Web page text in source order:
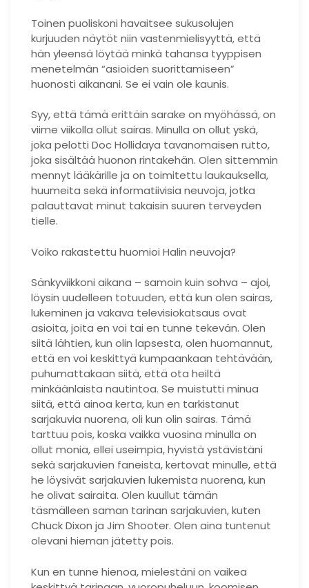
Toinen puoliskoni havaitsee sukusolujen
kurjuuden näytöt niin vastenmielisyyttä, että
hän yleensä löytää minkä tahansa tyyppisen
menetelmän “asioiden suorittamiseen”
huonosti aikanani. Se ei vain ole kaunis.
Syy, että tämä erittäin sarake on myöhässä, on
viime viikolla ollut sairas. Minulla on ollut yskä,
joka pelotti Doc Hollidaya tavanomaisen rutto,
joka sisältää huonon rintakehän. Olen sittemmin
mennyt lääkärille ja on toimitettu laukauksella,
huumeita sekä informatiivisia neuvoja, jotka
palauttavat minut takaisin suuren terveyden
tielle.
Voiko rakastettu huomioi Halin neuvoja?
Sänkyviikkoni aikana – samoin kuin sohva – ajoi,
löysin uudelleen totuuden, että kun olen sairas,
lukeminen ja vakava televisiokatsaus ovat
asioita, joita en voi tai en tunne tekevän. Olen
siitä lähtien, kun olin lapsesta, olen huomannut,
että en voi keskittyä kumpaankaan tehtävään,
puhumattakaan siitä, että ota heiltä
minkäänlaista nautintoa. Se muistutti minua
siitä, että ainoa kerta, kun en tarkistanut
sarjakuvia nuorena, oli kun olin sairas. Tämä
tarttuu pois, koska vaikka vuosina minulla on
ollut monia, ellei useimpia, hyvistä ystävistäni
sekä sarjakuvien faneista, kertovat minulle, että
he löysivät sarjakuvien lukemista nuorena, kun
he olivat sairaita. Olen kuullut tämän
täsmälleen saman tarinan sarjakuvien, kuten
Chuck Dixon ja Jim Shooter. Olen aina tuntenut
olevani hieman jätetty pois.
Kun en tunne hienoa, mielestäni on vaikea